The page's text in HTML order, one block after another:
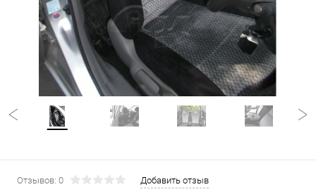
Отзывов: 0
Добавить отзыв